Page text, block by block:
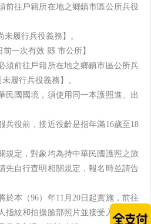
往戶籍所在地之鄉鎮市區公所兵役
履行兵役義務】。
一次有效 縣 市公所】
前往戶籍所在地之鄉鎮市區公所兵
履行兵役義務】。
國國境，須使用同一本護照進、出
兵役前，接近役齡是指年滿16歲至18
規定，對象均為持中華民國護照之旅
先自行查明相關規定，報名時並請告
於本（96）年11月20日起實施，前往
指紋和拍攝臉部照片並接受入境審查